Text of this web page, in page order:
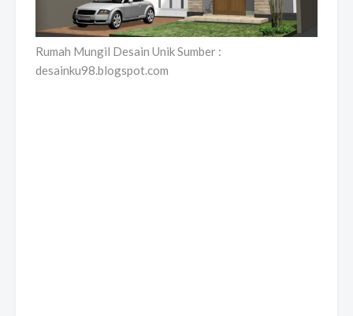
Rumah Mungil Desain Unik Sumber :
desainku98.blogspot.com